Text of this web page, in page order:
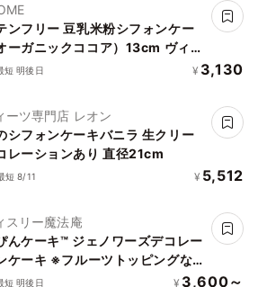
ンフリー 豆乳米粉シフォンケー
ーガニックココア）13cm ヴィー
レルギー対応 小麦なし 卵なし 乳
短 明後日 ¥ 3,130
ーツ専門店 レオン
シフォンケーキバニラ 生クリー
レーションあり 直径21cm
短 8/11 ¥ 5,512
スリー魔法庵
んケーキ™️ ジェノワーズデコレー
ルーツトッピングなし
ズ【冷凍便】
短 明後日 ¥ 3,600～